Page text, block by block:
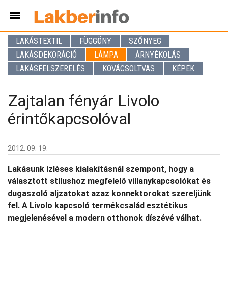
LAKÁSTEXTIL FÜGGÖNY
SZŐNYEG
LAKÁSDEKORÁCIÓ
LÁMPA
ÁRNYÉKOLÁS
LAKÁSFELSZERELÉS
KOVÁCSOLTVAS KÉPEK
Zajtalan fényár Livolo
érintőkapcsolóval
2012. 09. 19.
Lakásunk ízléses kialakításnál szempont, hogy a
választott stílushoz megfelelő villanykapcsolókat és
dugaszoló aljzatokat azaz konnektorokat szereljünk
fel. A Livolo kapcsoló termékcsalád esztétikus
megjelenésével a modern otthonok díszévé válhat.